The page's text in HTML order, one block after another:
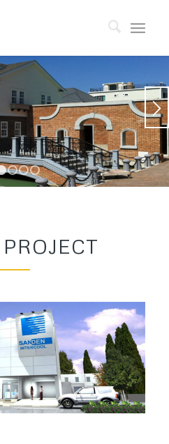
CO,.LTD.
Civil9 Construction & Architecture
1 2 3 4 5